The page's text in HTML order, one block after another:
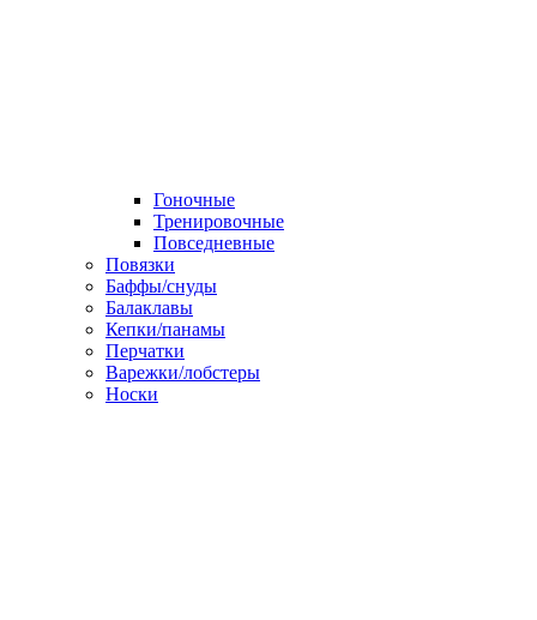
Гоночные
Тренировочные
Повседневные
Повязки
Баффы/снуды
Балаклавы
Кепки/панамы
Перчатки
Варежки/лобстеры
Носки